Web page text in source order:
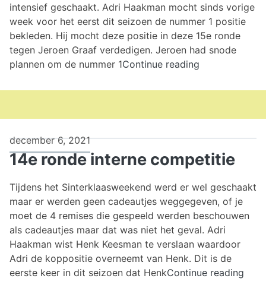
intensief geschaakt. Adri Haakman mocht sinds vorige
week voor het eerst dit seizoen de nummer 1 positie
bekleden. Hij mocht deze positie in deze 15e ronde
tegen Jeroen Graaf verdedigen. Jeroen had snode
plannen om de nummer 1Continue reading
interne
december 6, 2021
14e ronde interne competitie
Tijdens het Sinterklaasweekend werd er wel geschaakt
maar er werden geen cadeautjes weggegeven, of je
moet de 4 remises die gespeeld werden beschouwen
als cadeautjes maar dat was niet het geval. Adri
Haakman wist Henk Keesman te verslaan waardoor
Adri de koppositie overneemt van Henk. Dit is de
eerste keer in dit seizoen dat HenkContinue reading